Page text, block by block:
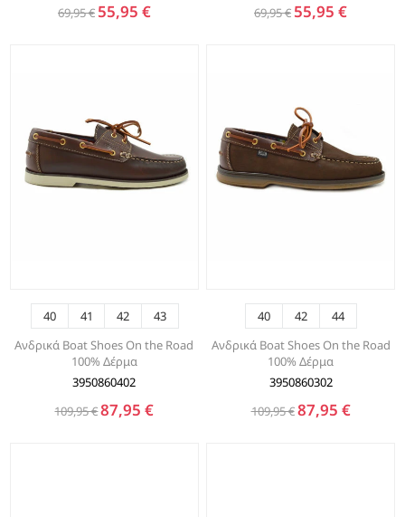
69,95 € 55,95 €
69,95 € 55,95 €
40 41 42
43
Ανδρικά Boat Shoes On the Road
100% Δέρμα
3950860402
109,95 €87,95 €
40 42
44
Ανδρικά Boat Shoes On the Road
100% Δέρμα
3950860302
109,95 €87,95 €